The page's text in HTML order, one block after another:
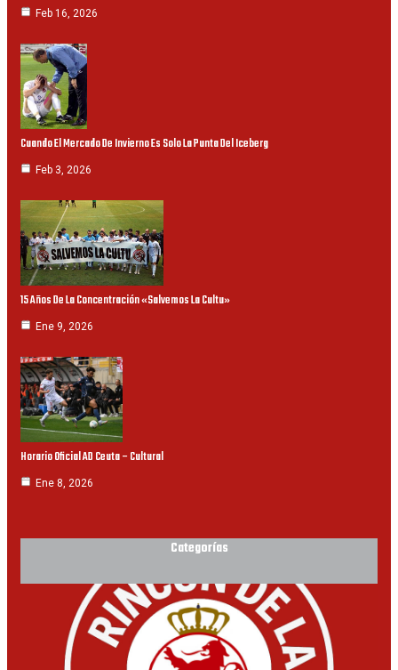
Feb 16, 2026
Cuando El Mercado De Invierno Es Solo La Punta Del Iceberg
Feb 3, 2026
15 Años De La Concentración «Salvemos La Cultu»
Ene 9, 2026
Horario Oficial AD Ceuta – Cultural
Ene 8, 2026
Categorías